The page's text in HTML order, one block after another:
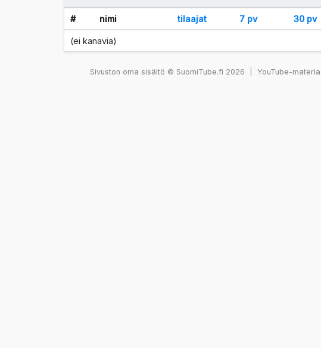
# nimi tilaajat 7 pv 30 pv
(ei kanavia)
Sivuston oma sisältö © SuomiTube.fi 2026 YouTube-